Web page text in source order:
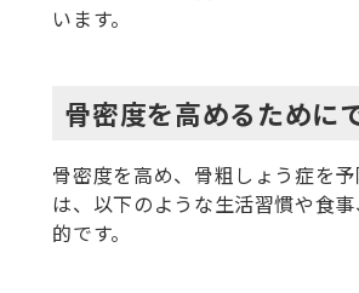
います。
骨密度を高めるために
骨密度を高め、骨粗しょう症を
は、以下のような生活習慣や食
的です。